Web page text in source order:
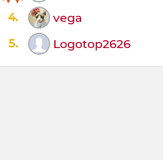
4. vega
5. Logotop2626